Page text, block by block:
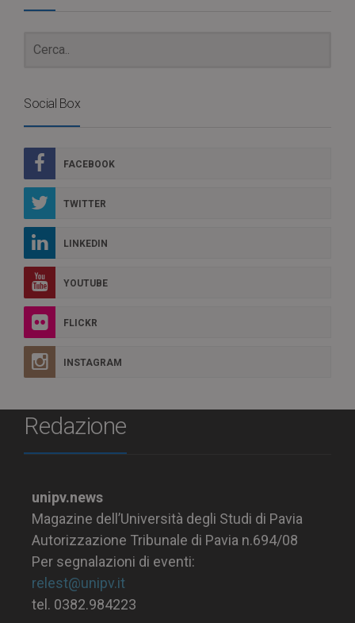
Social Box
FACEBOOK
TWITTER
LINKEDIN
YOUTUBE
FLICKR
INSTAGRAM
Redazione
unipv.news
Magazine dell’Università degli Studi di Pavia
Autorizzazione Tribunale di Pavia n.694/08
Per segnalazioni di eventi:
relest@unipv.it
tel. 0382.984223